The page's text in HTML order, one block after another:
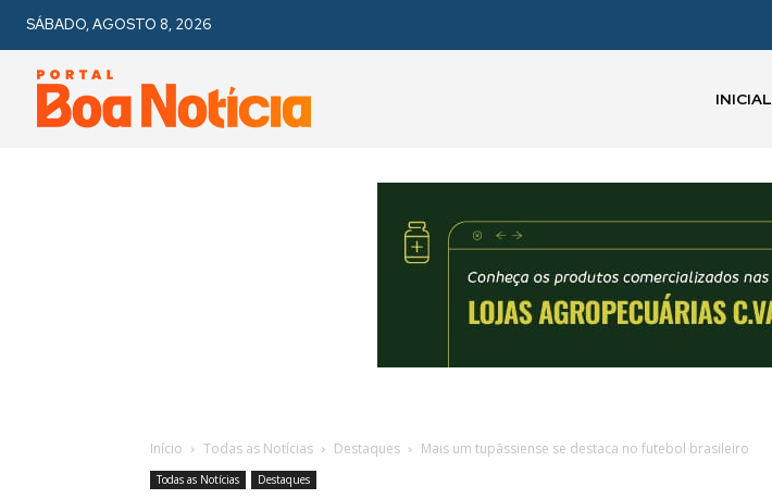
SÁBADO, AGOSTO 8, 2026
INICIAL
Início Todas as Notícias Destaques Mais um tupãssiense se destaca no futebol brasileiro
Todas as Notícias Destaques